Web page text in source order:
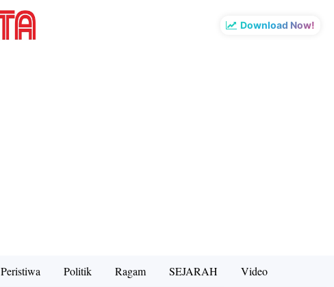
Download Now!
Peristiwa Politik Ragam SEJARAH Video